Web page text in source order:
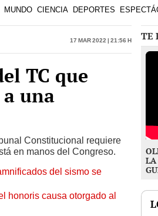
MUNDO CIENCIA DEPORTES
17 Mar 2022 | 21:56 h
TC que
una
Constitucional requiere
en manos del Congreso.
del sismo se
honoris causa otorgado al
TE
LA